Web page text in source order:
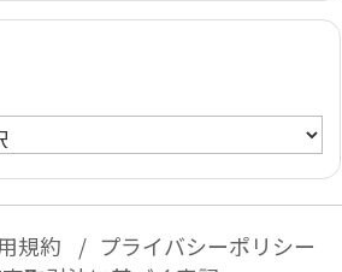
規約
プライバシーポリシー